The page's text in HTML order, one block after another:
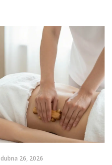
dubna 26, 2026